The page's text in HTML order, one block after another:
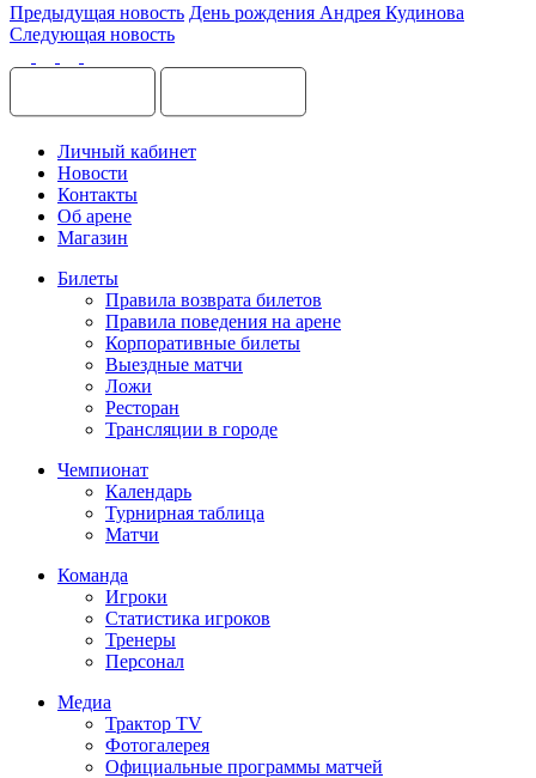
Предыдущая новость День рождения Андрея Кудинова
Следующая новость
Личный кабинет
Новости
Контакты
Об арене
Магазин
Билеты
Правила возврата билетов
Правила поведения на арене
Корпоративные билеты
Выездные матчи
Ложи
Ресторан
Трансляции в городе
Чемпионат
Календарь
Турнирная таблица
Матчи
Команда
Игроки
Статистика игроков
Тренеры
Персонал
Медиа
Трактор TV
Фотогалерея
Официальные программы матчей